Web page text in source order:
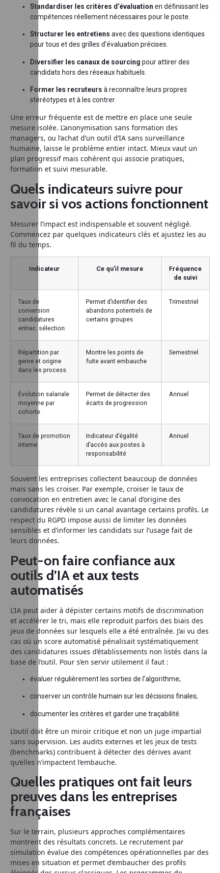
Standardiser les critères d’évaluation en définissant les
compétences réellement nécessaires pour le poste.
Structurer les entretiens avec des questions identiques
pour tous et des grilles d’évaluation précises.
Diversifier les canaux de sourcing pour attirer des
candidats hors des réseaux habituels.
Former les recruteurs à reconnaître leurs propres
stéréotypes et à les contrer.
Une erreur fréquente est de mettre en place une seule
mesure isolée. L’anonymisation sans formation des
managers, ou l’achat d’un outil d’IA sans surveillance
humaine, laisse le problème entier intact. Mieux vaut un
plan progressif mais cohérent qui associe pratiques,
formation et suivi mesurable.
Quels indicateurs suivre pour
savoir si vos actions fonctionnent
Mesurer l’impact est indispensable et souvent négligé.
Commencez par quelques indicateurs clés et ajustez les au
fil du temps.
Indicateur Ce qu’il mesure
Fréquence
de suivi
Taux de
conversion
candidatures
entrec. sélection
Permet d’identifier des
abandons potentiels de
certains groupes
Trimestriel
Répartition par
genre et origine
dans les process
Montre les points de
fuite avant embauche
Semestriel
Évolution salariale
moyenne par
cohorte
Permet de détecter des
écarts de progression
Annuel
Taux de promotion
interne
Indicateur d’égalité
d’accès aux postes à
responsabilité
Annuel
Souvent les entreprises collectent beaucoup de données
mais sans les croiser. Par exemple, croiser le taux de
convocation en entretien avec le canal d’origine des
candidatures révèle si un canal avantage certains profils. Le
respect du RGPD impose aussi de limiter les données
sensibles et d’informer les candidats sur l’usage fait de
leurs données.
Peut-on faire confiance aux
outils d’IA et aux tests
automatisés
L’IA peut aider à dépister certains motifs de discrimination
et accélérer le tri, mais elle reproduit parfois des biais des
jeux de données sur lesquels elle a été entraînée. J’ai vu des
cas où un score automatisé pénalisait systématiquement
des candidatures issues d’établissements non listés dans la
base de l’outil. Pour s’en servir utilement il faut :
évaluer régulièrement les sorties de l’algorithme;
conserver un contrôle humain sur les décisions finales;
documenter les critères et garder une traçabilité.
L’outil doit être un miroir critique et non un juge impartial
sans supervision. Les audits externes et les jeux de tests
(benchmarks) contribuent à détecter des dérives avant
qu’elles n’impactent l’embauche.
Quelles pratiques ont fait leurs
preuves dans les entreprises
françaises
Sur le terrain, plusieurs approches complémentaires
montrent des résultats concrets. Le recrutement par
simulation évalue des compétences opérationnelles par des
mises en situation et permet d’embaucher des profils